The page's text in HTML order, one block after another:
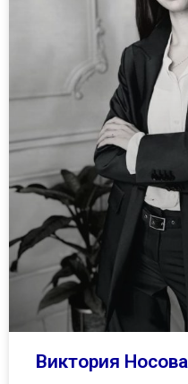
Виктория Носова